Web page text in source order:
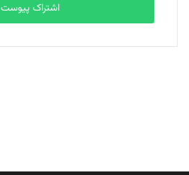
بابک نقاش
تحریریه
اشتراک پیوست